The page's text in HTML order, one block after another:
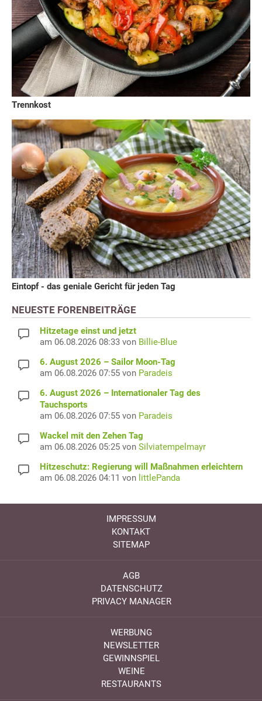
Trennkost
Eintopf - das geniale Gericht für jeden Tag
NEUESTE FORENBEITRÄGE
Hitzetage einst und jetzt
am 06.08.2026 08:33 von Billie-Blue
6. August 2026 – Sailor Moon-Tag
am 06.08.2026 07:55 von Paradeis
6. August 2026 – Internationaler Tag des
Tauchsports
am 06.08.2026 07:55 von Paradeis
Wackel mit den Zehen Tag
am 06.08.2026 05:25 von Silviatempelmayr
Hitzeschutz: Regierung will Maßnahmen erleichtern
am 06.08.2026 04:11 von littlePanda
IMPRESSUM
KONTAKT
SITEMAP
AGB
DATENSCHUTZ
PRIVACY MANAGER
WERBUNG
NEWSLETTER
GEWINNSPIEL
WEINE
RESTAURANTS